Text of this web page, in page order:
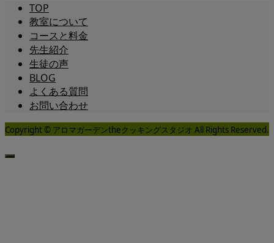
TOP
教室について
コースと料金
先生紹介
生徒の声
BLOG
よくある質問
お問い合わせ
Copyright © アロマガーデンtheクッキングスタジオ All Rights Reserved.